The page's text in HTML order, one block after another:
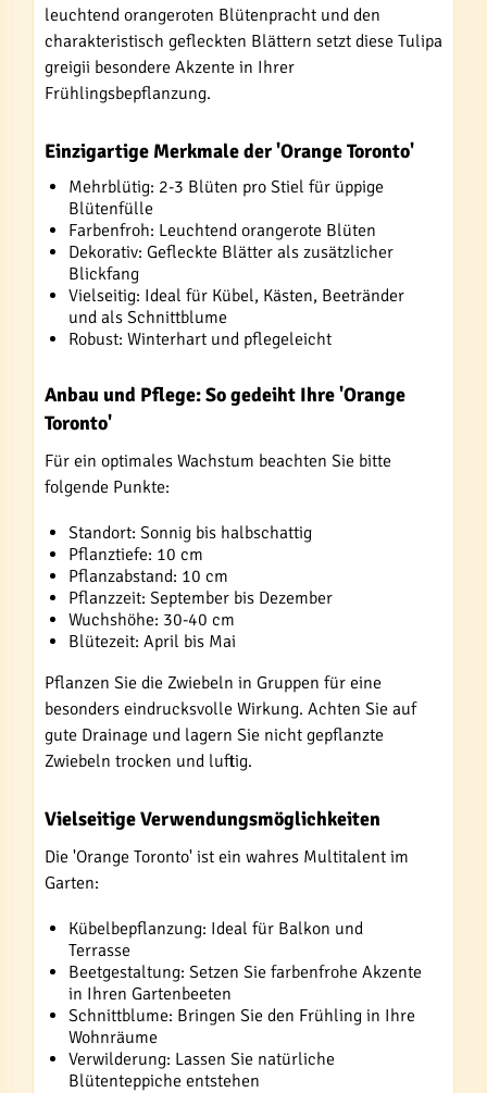
leuchtend orangeroten Blütenpracht und den
charakteristisch gefleckten Blättern setzt diese Tulipa
greigii besondere Akzente in Ihrer
Frühlingsbepflanzung.
Einzigartige Merkmale der 'Orange Toronto'
Mehrblütig: 2-3 Blüten pro Stiel für üppige
Blütenfülle
Farbenfroh: Leuchtend orangerote Blüten
Dekorativ: Gefleckte Blätter als zusätzlicher
Blickfang
Vielseitig: Ideal für Kübel, Kästen, Beetränder
und als Schnittblume
Robust: Winterhart und pflegeleicht
Anbau und Pflege: So gedeiht Ihre 'Orange
Toronto'
Für ein optimales Wachstum beachten Sie bitte
folgende Punkte:
Standort: Sonnig bis halbschattig
Pflanztiefe: 10 cm
Pflanzabstand: 10 cm
Pflanzzeit: September bis Dezember
Wuchshöhe: 30-40 cm
Blütezeit: April bis Mai
Pflanzen Sie die Zwiebeln in Gruppen für eine
besonders eindrucksvolle Wirkung. Achten Sie auf
gute Drainage und lagern Sie nicht gepflanzte
Zwiebeln trocken und luftig.
Vielseitige Verwendungsmöglichkeiten
Die 'Orange Toronto' ist ein wahres Multitalent im
Garten:
Kübelbepflanzung: Ideal für Balkon und
Terrasse
Beetgestaltung: Setzen Sie farbenfrohe Akzente
in Ihren Gartenbeeten
Schnittblume: Bringen Sie den Frühling in Ihre
Wohnräume
Verwilderung: Lassen Sie natürliche
Blütenteppiche entstehen